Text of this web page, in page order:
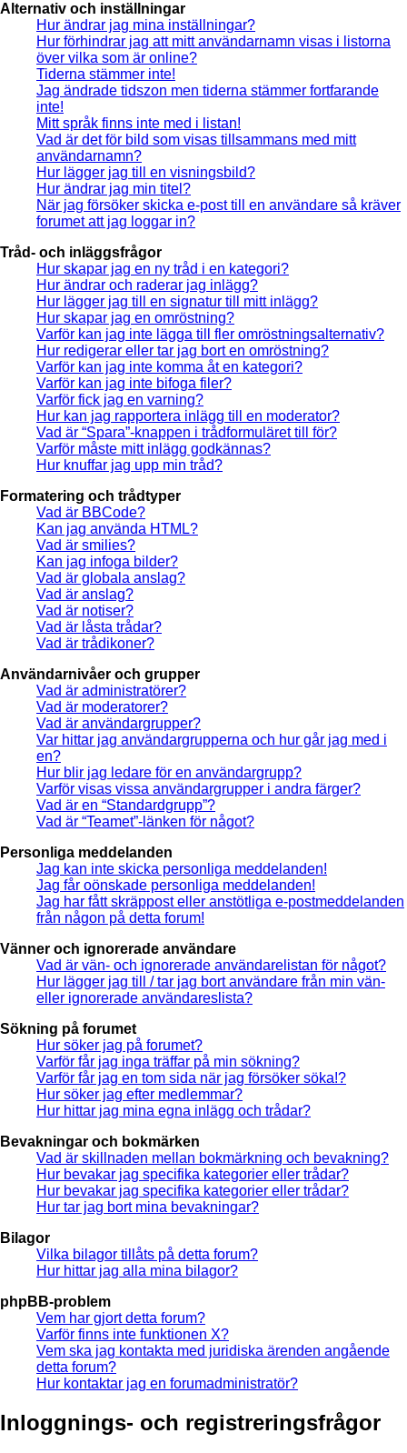
Alternativ och inställningar
Hur ändrar jag mina inställningar?
Hur förhindrar jag att mitt användarnamn visas i listorna
över vilka som är online?
Tiderna stämmer inte!
Jag ändrade tidszon men tiderna stämmer fortfarande
inte!
Mitt språk finns inte med i listan!
Vad är det för bild som visas tillsammans med mitt
användarnamn?
Hur lägger jag till en visningsbild?
Hur ändrar jag min titel?
När jag försöker skicka e-post till en användare så kräver
forumet att jag loggar in?
Tråd- och inläggsfrågor
Hur skapar jag en ny tråd i en kategori?
Hur ändrar och raderar jag inlägg?
Hur lägger jag till en signatur till mitt inlägg?
Hur skapar jag en omröstning?
Varför kan jag inte lägga till fler omröstningsalternativ?
Hur redigerar eller tar jag bort en omröstning?
Varför kan jag inte komma åt en kategori?
Varför kan jag inte bifoga filer?
Varför fick jag en varning?
Hur kan jag rapportera inlägg till en moderator?
Vad är “Spara”-knappen i trådformuläret till för?
Varför måste mitt inlägg godkännas?
Hur knuffar jag upp min tråd?
Formatering och trådtyper
Vad är BBCode?
Kan jag använda HTML?
Vad är smilies?
Kan jag infoga bilder?
Vad är globala anslag?
Vad är anslag?
Vad är notiser?
Vad är låsta trådar?
Vad är trådikoner?
Användarnivåer och grupper
Vad är administratörer?
Vad är moderatorer?
Vad är användargrupper?
Var hittar jag användargrupperna och hur går jag med i
en?
Hur blir jag ledare för en användargrupp?
Varför visas vissa användargrupper i andra färger?
Vad är en “Standardgrupp”?
Vad är “Teamet”-länken för något?
Personliga meddelanden
Jag kan inte skicka personliga meddelanden!
Jag får oönskade personliga meddelanden!
Jag har fått skräppost eller anstötliga e-postmeddelanden
från någon på detta forum!
Vänner och ignorerade användare
Vad är vän- och ignorerade användarelistan för något?
Hur lägger jag till / tar jag bort användare från min vän-
eller ignorerade användareslista?
Sökning på forumet
Hur söker jag på forumet?
Varför får jag inga träffar på min sökning?
Varför får jag en tom sida när jag försöker söka!?
Hur söker jag efter medlemmar?
Hur hittar jag mina egna inlägg och trådar?
Bevakningar och bokmärken
Vad är skillnaden mellan bokmärkning och bevakning?
Hur bevakar jag specifika kategorier eller trådar?
Hur bevakar jag specifika kategorier eller trådar?
Hur tar jag bort mina bevakningar?
Bilagor
Vilka bilagor tillåts på detta forum?
Hur hittar jag alla mina bilagor?
phpBB-problem
Vem har gjort detta forum?
Varför finns inte funktionen X?
Vem ska jag kontakta med juridiska ärenden angående
detta forum?
Hur kontaktar jag en forumadministratör?
Inloggnings- och registreringsfrågor